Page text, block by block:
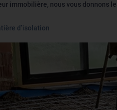
immobilière, nous vous donnons
d’isolation